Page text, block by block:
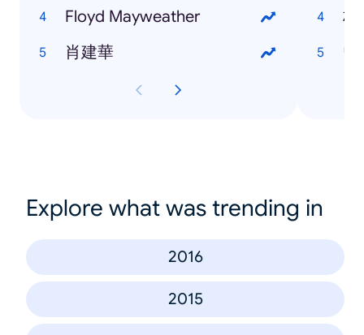
Floyd Mayweather
肖建華
林
曾
Explore what was trending in
2016
2015